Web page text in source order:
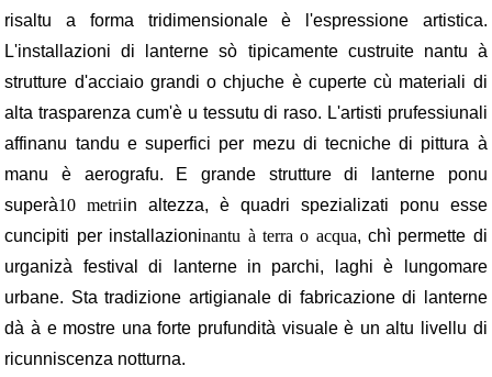
risaltu a forma tridimensionale è l'espressione artistica.
L'installazioni di lanterne sò tipicamente custruite nantu à
strutture d'acciaio grandi o chjuche è cuperte cù materiali di
alta trasparenza cum'è u tessutu di raso. L'artisti prufessiunali
affinanu tandu e superfici per mezu di tecniche di pittura à
manu è aerografu. E grande strutture di lanterne ponu
superà10 metriin altezza, è quadri spezializati ponu esse
cuncipiti per installazioninantu à terra o acqua, chì permette di
urganizà festival di lanterne in parchi, laghi è lungomare
urbane. Sta tradizione artigianale di fabricazione di lanterne
dà à e mostre una forte prufundità visuale è un altu livellu di
ricunniscenza notturna.